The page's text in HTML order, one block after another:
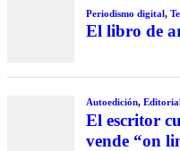
Periodismo digital,
El libro de
Autoedición,
El escritor
vende “on